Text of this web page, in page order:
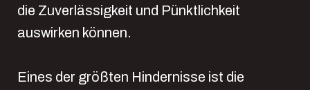
die Zuverlässigkeit und Pünktlichkeit
auswirken können.
Eines der größten Hindernisse ist die